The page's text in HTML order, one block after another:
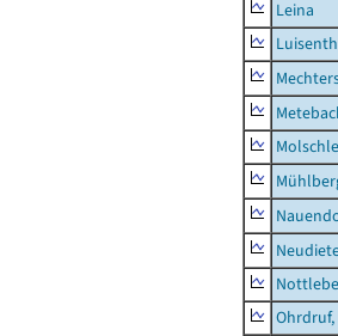
Leina